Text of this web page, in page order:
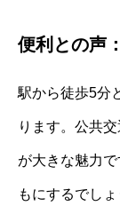
便利との声
駅から徒歩5分
ります。公共
が大きな魅力
もにするでし